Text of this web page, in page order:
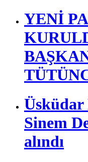
YENİ
Üsküdar
Sinem
alındı